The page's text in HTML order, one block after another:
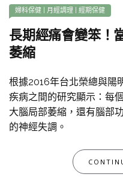
婦科保健 月經調理 經期保健
長期經痛會變笨！
萎縮
根據2016年台北榮總與陽
疾病之間的研究顯示：每
大腦局部萎縮，還有腦部
的神經失調。